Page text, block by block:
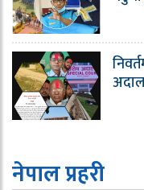
नेपाल प्रहरी